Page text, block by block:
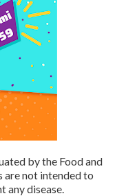
by the Food and
are not intended to
any disease.